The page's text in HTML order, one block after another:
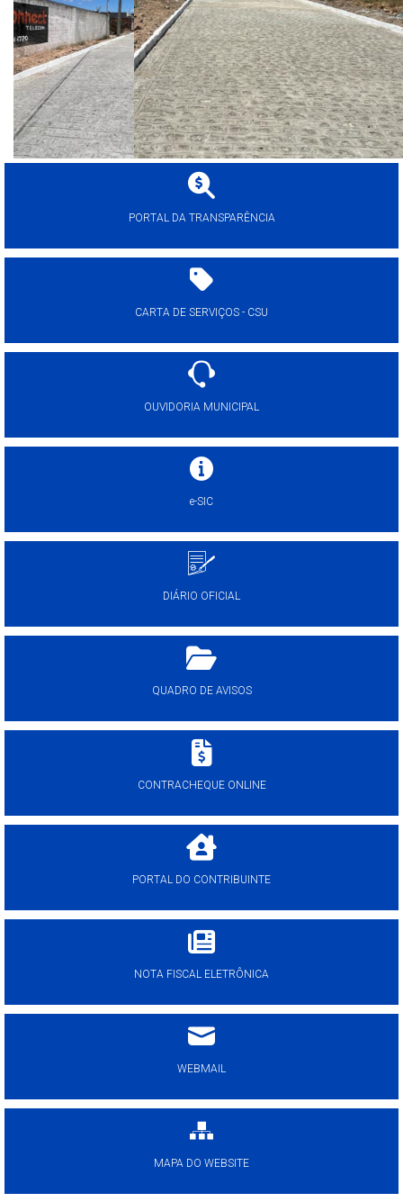
PORTAL DA TRANSPARÊNCIA
CARTA DE SERVIÇOS - CSU
OUVIDORIA MUNICIPAL
e-SIC
DIÁRIO OFICIAL
QUADRO DE AVISOS
CONTRACHEQUE ONLINE
PORTAL DO CONTRIBUINTE
NOTA FISCAL ELETRÔNICA
WEBMAIL
MAPA DO WEBSITE